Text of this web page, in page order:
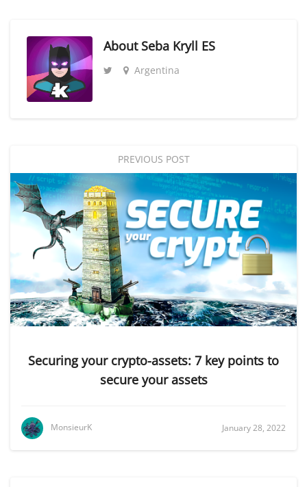
About Seba Kryll ES
Argentina
PREVIOUS POST
Securing your crypto-assets: 7 key points to
secure your assets
MonsieurK January 28, 2022